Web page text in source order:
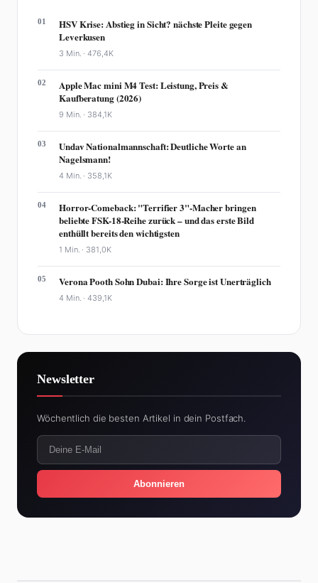
01
HSV Krise: Abstieg in Sicht? nächste Pleite gegen
Leverkusen
3 Min. ·476,4K
02
Apple Mac mini M4 Test: Leistung, Preis &
Kaufberatung (2026)
9 Min. · 384,1K
03
Undav Nationalmannschaft: Deutliche Worte an
Nagelsmann!
4 Min. · 358,1K
04
Horror-Comeback: "Terrifier 3"-Macher bringen
beliebte FSK-18-Reihe zurück – und das erste Bild
enthüllt bereits den wichtigsten
1 Min. · 381,0K
05 Verona Pooth Sohn Dubai: Ihre Sorge ist Unerträglich
4 Min. ·439,1K
Newsletter
Wöchentlich die besten Artikel in dein Postfach.
Abonnieren